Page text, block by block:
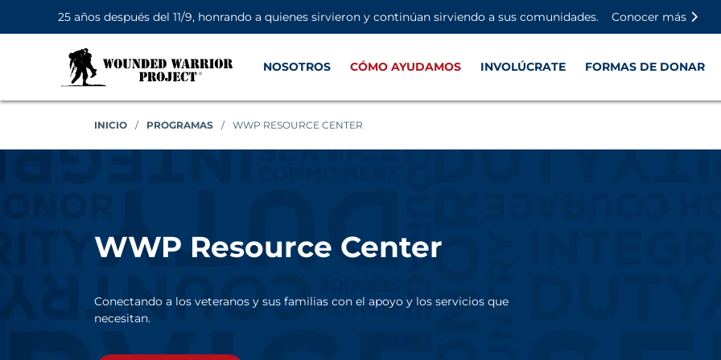
25 años después del 11/9, honrando a quienes sirvieron y continúan sirviendo a sus comunidades.
Conocer más
NOSOTROS CÓMO AYUDAMOS INVOLÚCRATE FORMAS DE DONAR
INICIO / PROGRAMAS / WWP RESOURCE CENTER
WWP Resource Center
Conectando a los veteranos y sus familias con el apoyo y los servicios que
necesitan.